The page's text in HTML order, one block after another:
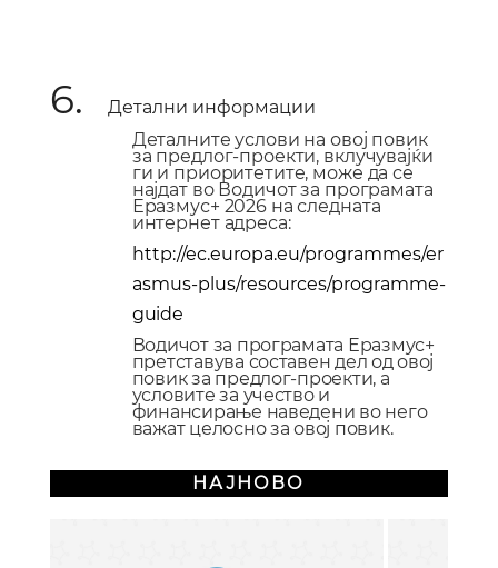
6. Детални информации
Деталните услови на овој повик
за предлог-проекти, вклучувајќи
ги и приоритетите, може да се
најдат во Водичот за програмата
Еразмус+ 2026 на следната
интернет адреса:
http://ec.europa.eu/programmes/er
asmus-plus/resources/programme-
guide
Водичот за програмата Еразмус+
претставува составен дел од овој
повик за предлог-проекти, а
условите за учество и
финансирање наведени во него
важат целосно за овој повик.
НАЈНОВО